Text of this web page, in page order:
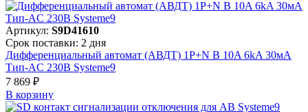
Артикул: S9D41610
Срок поставки: 2 дня
Дифференциальный автомат (АВДТ) 1P+N B 10A 6kA 30мА
Тип-AC 230В Systeme9
7 869 ₽
В корзинy